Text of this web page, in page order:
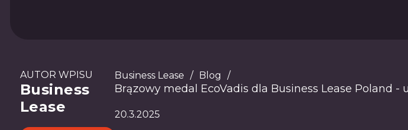
AUTOR WPISU
Business
Lease
Business Lease / Blog /
Brązowy medal EcoVadis dla Business Lease Poland
20.3.2025